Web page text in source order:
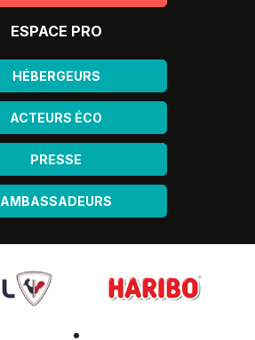
ESPACE PRO
HÉBERGEURS
ACTEURS ÉCO
PRESSE
AMBASSADEURS